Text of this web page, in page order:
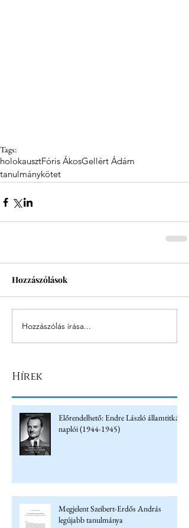
Tags:
holokausztFóris ÁkosGellért Ádám
tanulmánykötet
Hozzászólások
Hozzászólás írása...
Hírek
Előrendelhető: Endre László államtitkár
naplói (1944-1945)
Megjelent Szeibert-Erdős András
legújabb tanulmánya